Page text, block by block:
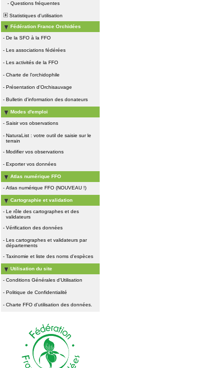
- Questions fréquentes
Statistiques d'utilisation
Fédération France Orchidées
- De la SFO à la FFO
- Les associations fédérées
- Les activités de la FFO
- Charte de l'orchidophile
- Présentation d'Orchisauvage
- Bulletin d'information des donateurs
Modes d'emploi
- Saisir vos observations
- NaturaList : votre outil de saisie sur le
terrain
- Modifier vos observations
- Exporter vos données
Atlas numérique FFO
- Atlas numérique FFO (NOUVEAU !)
Cartographie et validation
- Le rôle des cartographes et des
validateurs
- Vérification des données
- Les cartographes et validateurs par
départements
- Taxinomie et liste des noms d'espèces
Utilisation du site
- Conditions Générales d'Utilisation
- Politique de Confidentialité
- Charte FFO d'utilisation des données.